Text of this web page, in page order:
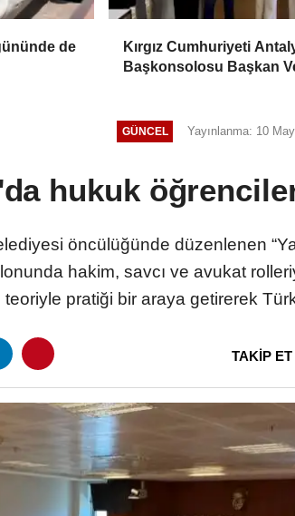
de
Kırgız Cumhuriyeti
Başkonsolosu Başkan
GÜNCEL Yayınlanma: 10
hukuk
öncülüğünde düzenlenen
hakim, savcı ve avukat
teoriyle pratiği bir araya getirerek
TAKİP ET